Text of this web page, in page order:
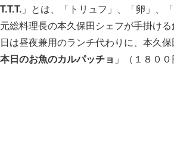
T.T.T. 」とは、「トリュフ」、「卵」、
総料理長の本久保田シェフが手掛け
は昼夜兼用のランチ代わりに、本久
本日のお魚のカルパッチョ 」（１８００